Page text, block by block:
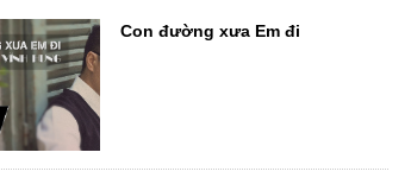
Con đường xưa Em đi